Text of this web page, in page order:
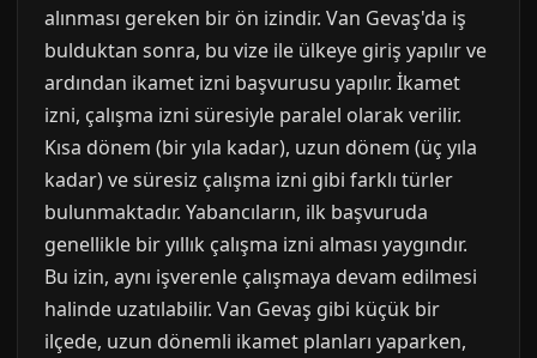
alınması gereken bir ön izindir. Van Gevaş'da iş
bulduktan sonra, bu vize ile ülkeye giriş yapılır ve
ardından ikamet izni başvurusu yapılır. İkamet
izni, çalışma izni süresiyle paralel olarak verilir.
Kısa dönem (bir yıla kadar), uzun dönem (üç yıla
kadar) ve süresiz çalışma izni gibi farklı türler
bulunmaktadır. Yabancıların, ilk başvuruda
genellikle bir yıllık çalışma izni alması yaygındır.
Bu izin, aynı işverenle çalışmaya devam edilmesi
halinde uzatılabilir. Van Gevaş gibi küçük bir
ilçede, uzun dönemli ikamet planları yaparken,